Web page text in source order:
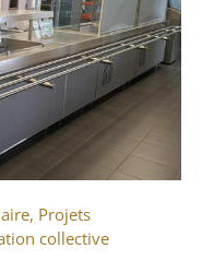
, Projets
collective